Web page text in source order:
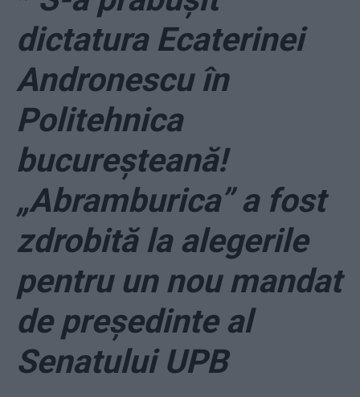
dictatura Ecaterinei
Andronescu în
Politehnica
bucureșteană!
„Abramburica” a fost
zdrobită la alegerile
pentru un nou mandat
de președinte al
Senatului UPB